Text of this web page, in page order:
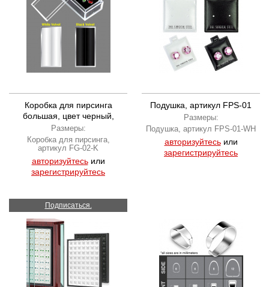
Коробка для пирсинга
большая, цвет черный,
артикул FG-02-K
Размеры:
Коробка для пирсинга,
артикул FG-02-K
авторизуйтесьили
зарегистрируйтесь
Подушка, артикул FPS-01
Размеры:
Подушка, артикул FPS-01-WH
авторизуйтесьили
зарегистрируйтесь
Подписаться.